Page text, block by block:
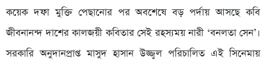
কয়েক দফা মুক্তি পেছানোর পর অবশেষে বড় পর্দায় আসছে কবি
জীবনানন্দ দাশের কালজয়ী কবিতার সেই রহস্যময় নারী ‘বনলতা সেন’।
সরকারি অনুদানপ্রাপ্ত মাসুদ হাসান উজ্জ্বল পরিচালিত এই সিনেমায়